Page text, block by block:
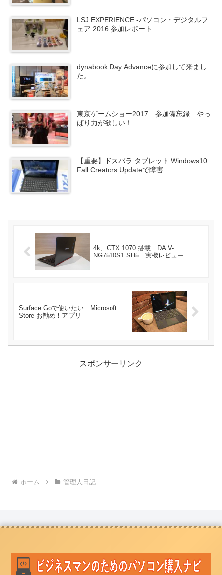
LSJ EXPERIENCE -パソコン・デジタルフ
ェア 2016 参加レポート
dynabook Day Advanceに参加して来まし
た。
東京ゲームショー2017 参加備忘録 やっ
ぱり力が欲しい！
【重要】ドスパラ タブレット Windows10
Fall Creators Updateで障害
4k、GTX 1070 搭載 DAIV-
NG7510S1-SH5 実機レビュー
Surface Goで使いたい Microsoft
Store お勧め！アプリ
スポンサーリンク
ホーム 管理人日記